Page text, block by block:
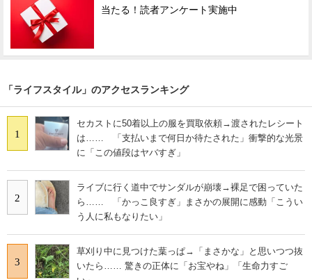
当たる！読者アンケート実施中
「ライフスタイル」のアクセスランキング
1
セカストに50着以上の服を買取依頼→渡されたレシート
は…… 「支払いまで何日か待たされた」衝撃的な光景
に「この値段はヤバすぎ」
2
ライブに行く道中でサンダルが崩壊→裸足で困っていた
ら…… 「かっこ良すぎ」まさかの展開に感動「こうい
う人に私もなりたい」
3
草刈り中に見つけた葉っぱ→「まさかな」と思いつつ抜
いたら…… 驚きの正体に「お宝やね」「生命力すご